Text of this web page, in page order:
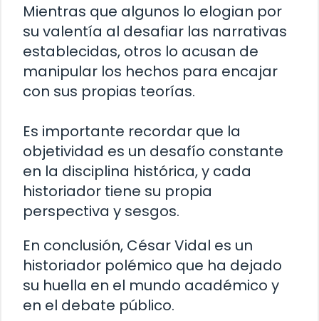
Mientras que algunos lo elogian por
su valentía al desafiar las narrativas
establecidas, otros lo acusan de
manipular los hechos para encajar
con sus propias teorías.
Es importante recordar que la
objetividad es un desafío constante
en la disciplina histórica, y cada
historiador tiene su propia
perspectiva y sesgos.
En conclusión, César Vidal es un
historiador polémico que ha dejado
su huella en el mundo académico y
en el debate público.